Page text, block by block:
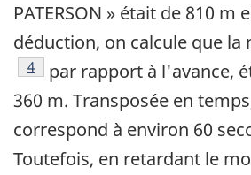
PATERSON » était de 810 m
déduction, on calcule que
Note de bas de page
4
par rapport à l'avance,
360 m. Transposée en
correspond à environ 60
Toutefois, en retardant le